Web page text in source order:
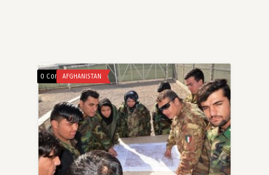
0 CommentsAFGHANISTAN